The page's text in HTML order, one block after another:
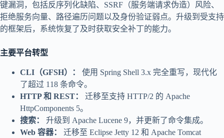
键漏洞，包括反序列化缺陷、SSRF（服务端请求伪造）风险、
拒绝服务向量、路径遍历问题以及身份验证弱点。升级到受支持
的框架后，系统恢复了及时获取安全补丁的能力。
主要平台转型
CLI（GFSH）：
使用 Spring Shell 3.x 完全重写，现代化
了超过 118 条命令。
HTTP 和 REST：
迁移至支持 HTTP/2 的 Apache
HttpComponents 5。
搜索：
升级到 Apache Lucene 9，并更新了命令集成。
Web 容器：
迁移至 Eclipse Jetty 12 和 Apache Tomcat